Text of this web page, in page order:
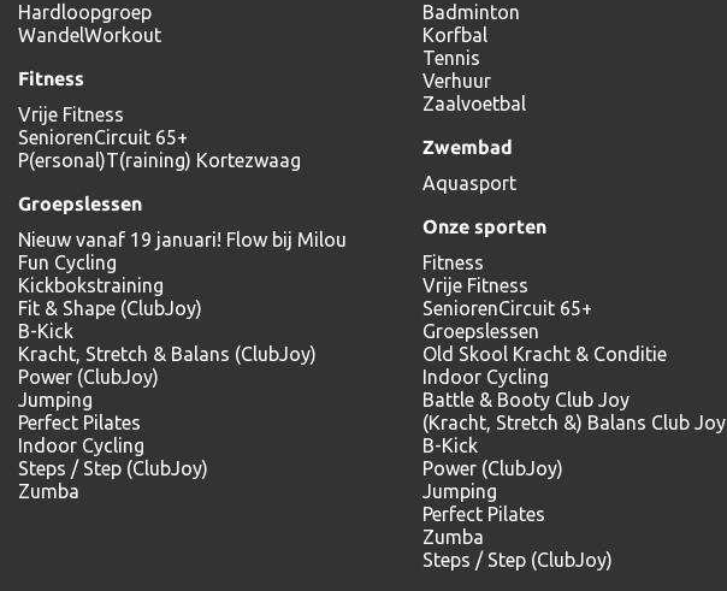
Hardloopgroep
WandelWorkout
Fitness
Vrije Fitness
SeniorenCircuit 65+
P(ersonal)T(raining) Kortezwaag
Groepslessen
Nieuw vanaf 19 januari! Flow bij Milou
Fun Cycling
Kickbokstraining
Fit & Shape (ClubJoy)
B-Kick
Kracht, Stretch & Balans (ClubJoy)
Power (ClubJoy)
Jumping
Perfect Pilates
Indoor Cycling
Steps / Step (ClubJoy)
Zumba
Badminton
Korfbal
Tennis
Verhuur
Zaalvoetbal
Zwembad
Aquasport
Onze sporten
Fitness
Vrije Fitness
SeniorenCircuit 65+
Groepslessen
Old Skool Kracht & Conditie
Indoor Cycling
Battle & Booty Club Joy
(Kracht, Stretch &) Balans Club Joy
B-Kick
Power (ClubJoy)
Jumping
Perfect Pilates
Zumba
Steps / Step (ClubJoy)